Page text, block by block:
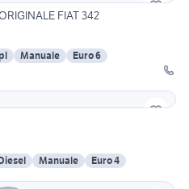
FIAT 342
Manuale
Euro 6
Manuale Euro 4